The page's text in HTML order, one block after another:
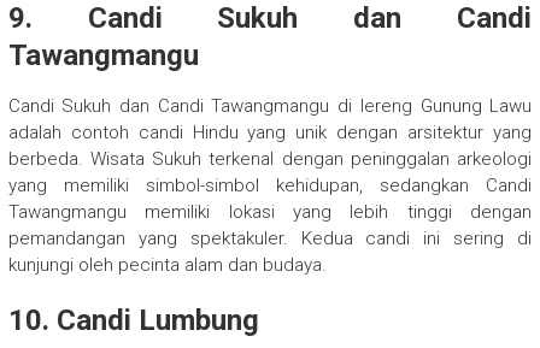
9. Candi Sukuh dan Candi
Tawangmangu
Candi Sukuh dan Candi Tawangmangu di lereng Gunung Lawu
adalah contoh candi Hindu yang unik dengan arsitektur yang
berbeda. Wisata Sukuh terkenal dengan peninggalan arkeologi
yang memiliki simbol-simbol kehidupan, sedangkan Candi
Tawangmangu memiliki lokasi yang lebih tinggi dengan
pemandangan yang spektakuler. Kedua candi ini sering di
kunjungi oleh pecinta alam dan budaya.
10. Candi Lumbung